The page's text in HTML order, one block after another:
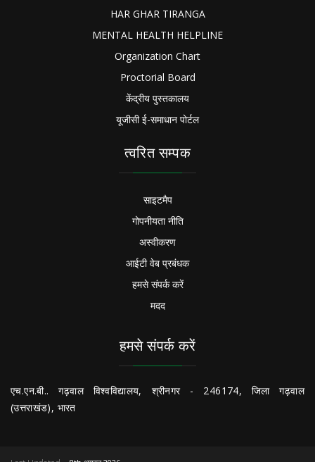
HAR GHAR TIRANGA
MENTAL HEALTH HELPLINE
Organization Chart
Proctorial Board
केंद्रीय पुस्तकालय
यूजीसी ई-समाधान पोर्टल
त्वरित सम्पक
साइटमैप
गोपनीयता नीति
अस्वीकरण
आईटी वेब प्रबंधक
हमसे संपर्क करें
मदद
हमसे संपर्क करें
एच.एन.बी.. गढ़वाल विश्वविद्यालय, श्रीनगर - 246174, जिला गढ़वाल
(उत्तराखंड), भारत